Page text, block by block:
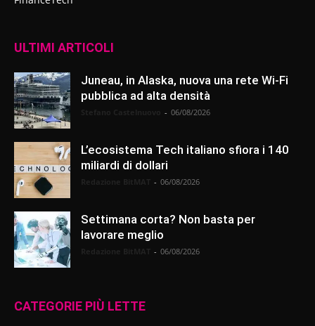
ULTIMI ARTICOLI
Juneau, in Alaska, nuova una rete Wi-Fi
pubblica ad alta densità
- 06/08/2026
L’ecosistema Tech italiano sfiora i 140
miliardi di dollari
- 06/08/2026
Settimana corta? Non basta per
lavorare meglio
- 06/08/2026
CATEGORIE PIÙ LETTE